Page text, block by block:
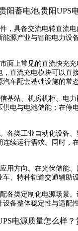
阳蓄电池,贵阳UPS
，具备交流电转直流
源产业与智能电力
面上常见的直流快充
直流充电模块可以
车配套基础设施的常态
基站、机房机柜、电
电与电池储能；在
各类工业自动化设备
续运行需求。同时
用方向。在光伏储能
、特种轨道交通辅
各类定制化电源场景
备整体稳定性与适配
电源质量怎么样